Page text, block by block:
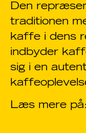
Den
traditionen
kaffe i dens
indbyder
sig i en
Læs mere på: